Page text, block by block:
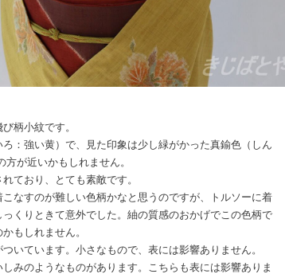
柄小紋です。
：強い黄）で、見た印象は少し緑がかった真鍮色（しん
が近いかもしれません。
ており、とても素敵です。
なすのが難しい色柄かなと思うのですが、トルソーに着
くりときて意外でした。紬の質感のおかげでこの色柄で
もしれません。
いています。小さなもので、表には影響ありません。
みのようなものがあります。こちらも表には影響ありま